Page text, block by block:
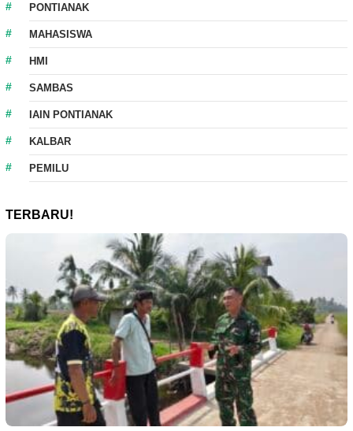
PONTIANAK
MAHASISWA
HMI
SAMBAS
IAIN PONTIANAK
KALBAR
PEMILU
TERBARU!